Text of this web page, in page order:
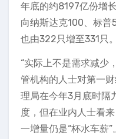
年底的约8197亿份增
向纳斯达克100、标
也由322只增至331只。
“实际上不是需求减少
管机构的人士对第一
理局在今年3月底时隔
度，但在业内人士看
一增量仍是“杯水车薪